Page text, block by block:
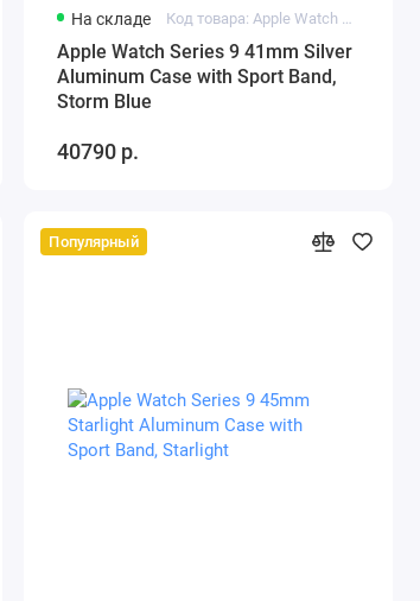
На складе Код товара: Apple Watch Series 9 41mm Silver Aluminum Case
Apple Watch Series 9 41mm Silver
Aluminum Case with Sport Band,
Storm Blue
40790 р.
Популярный